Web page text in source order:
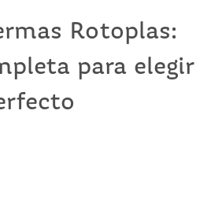
Rotoplas:
para elegir